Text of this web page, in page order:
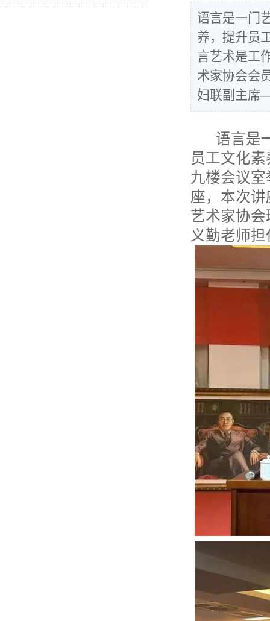
语言是一门
养，提升员
言艺术是工
术家协会会
妇联副主席
语言是一
员工文化
九楼会议
座，本次
艺术家协
义勤老师